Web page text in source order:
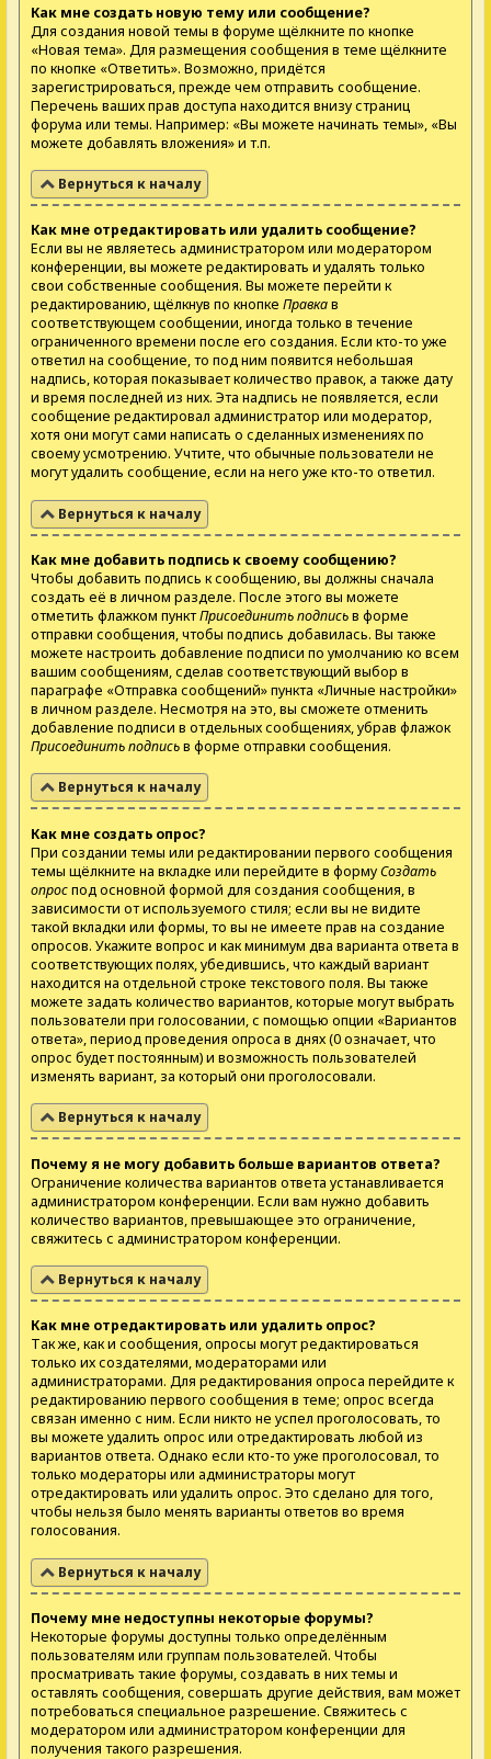
Как мне создать новую тему или сообщение?
Для создания новой темы в форуме щёлкните по кнопке
«Новая тема». Для размещения сообщения в теме щёлкните
по кнопке «Ответить». Возможно, придётся
зарегистрироваться, прежде чем отправить сообщение.
Перечень ваших прав доступа находится внизу страниц
форума или темы. Например: «Вы можете начинать темы», «Вы
можете добавлять вложения» и т.п.
Вернуться к началу
Как мне отредактировать или удалить сообщение?
Если вы не являетесь администратором или модератором
конференции, вы можете редактировать и удалять только
свои собственные сообщения. Вы можете перейти к
редактированию, щёлкнув по кнопке Правкав
соответствующем сообщении, иногда только в течение
ограниченного времени после его создания. Если кто-то уже
ответил на сообщение, то под ним появится небольшая
надпись, которая показывает количество правок, а также дату
и время последней из них. Эта надпись не появляется, если
сообщение редактировал администратор или модератор,
хотя они могут сами написать о сделанных изменениях по
своему усмотрению. Учтите, что обычные пользователи не
могут удалить сообщение, если на него уже кто-то ответил.
Вернуться к началу
Как мне добавить подпись к своему сообщению?
Чтобы добавить подпись к сообщению, вы должны сначала
создать её в личном разделе. После этого вы можете
отметить флажком пунктПрисоединить подписьв форме
отправки сообщения, чтобы подпись добавилась. Вы также
можете настроить добавление подписи по умолчанию ко всем
вашим сообщениям, сделав соответствующий выбор в
параграфе «Отправка сообщений» пункта «Личные настройки»
в личном разделе. Несмотря на это, вы сможете отменить
добавление подписи в отдельных сообщениях, убрав флажок
Присоединить подписьв форме отправки сообщения.
Вернуться к началу
Как мне создать опрос?
При создании темы или редактировании первого сообщения
темы щёлкните на вкладке или перейдите в формуСоздать
опроспод основной формой для создания сообщения, в
зависимости от используемого стиля; если вы не видите
такой вкладки или формы, то вы не имеете прав на создание
опросов. Укажите вопрос и как минимум два варианта ответа в
соответствующих полях, убедившись, что каждый вариант
находится на отдельной строке текстового поля. Вы также
можете задать количество вариантов, которые могут выбрать
пользователи при голосовании, с помощью опции «Вариантов
ответа», период проведения опроса в днях (0 означает, что
опрос будет постоянным) и возможность пользователей
изменять вариант, за который они проголосовали.
Вернуться к началу
Почему я не могу добавить больше вариантов ответа?
Ограничение количества вариантов ответа устанавливается
администратором конференции. Если вам нужно добавить
количество вариантов, превышающее это ограничение,
свяжитесь с администратором конференции.
Вернуться к началу
Как мне отредактировать или удалить опрос?
Так же, как и сообщения, опросы могут редактироваться
только их создателями, модераторами или
администраторами. Для редактирования опроса перейдите к
редактированию первого сообщения в теме; опрос всегда
связан именно с ним. Если никто не успел проголосовать, то
вы можете удалить опрос или отредактировать любой из
вариантов ответа. Однако если кто-то уже проголосовал, то
только модераторы или администраторы могут
отредактировать или удалить опрос. Это сделано для того,
чтобы нельзя было менять варианты ответов во время
голосования.
Вернуться к началу
Почему мне недоступны некоторые форумы?
Некоторые форумы доступны только определённым
пользователям или группам пользователей. Чтобы
просматривать такие форумы, создавать в них темы и
оставлять сообщения, совершать другие действия, вам может
потребоваться специальное разрешение. Свяжитесь с
модератором или администратором конференции для
получения такого разрешения.